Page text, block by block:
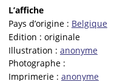
L’affiche
Pays d’origine : Belgique
Edition : originale
Illustration : anonyme
Photographe :
Imprimerie : anonyme